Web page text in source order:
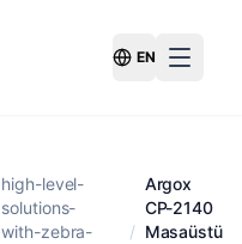
Switch
EN
high-level-
solutions-
with-zebra-
/
Argox
CP-2140
Masaüstü